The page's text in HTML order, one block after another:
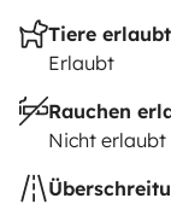
Tiere erlaubt
Erlaubt
Rauchen
Nicht erlaubt